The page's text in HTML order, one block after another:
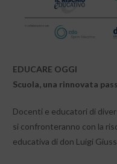
EDUCARE OGGI
Scuola, una rinnovata
​Docenti e educatori di
si confronteranno con la
educativa di don Luigi